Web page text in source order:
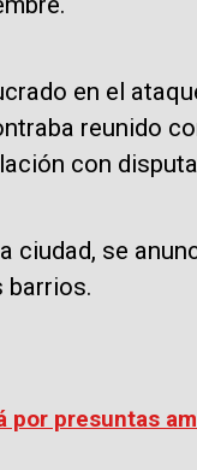
en el
reunido
con
ciudad, se
barrios.
por presuntas